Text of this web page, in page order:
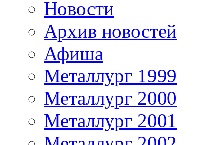
Новости
Архив новостей
Афиша
Металлург 1999
Металлург 2000
Металлург 2001